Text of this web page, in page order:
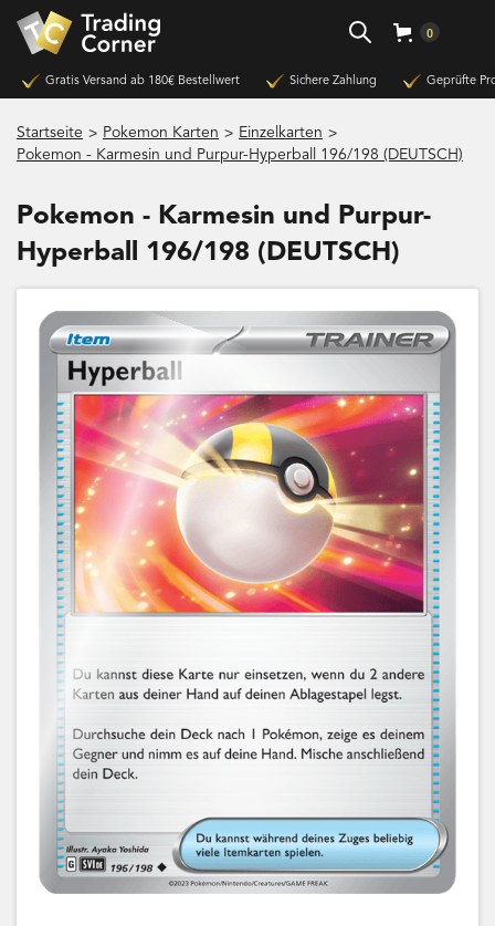
0
Gratis Versand ab 180€ Bestellwert Sichere Zahlung Geprüfte
Startseite > Pokemon Karten > Einzelkarten >
Pokemon - Karmesin und Purpur-Hyperball 196/198 (DEUTSCH)
Pokemon - Karmesin und Purpur-
Hyperball 196/198 (DEUTSCH)